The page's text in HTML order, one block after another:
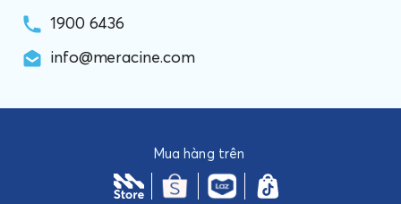
1900 6436
info@meracine.com
Mua hàng trên